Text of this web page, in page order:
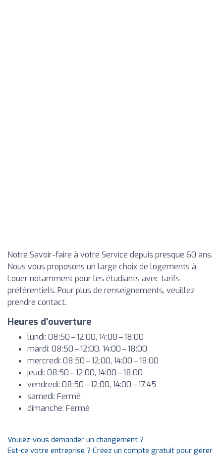
Notre Savoir-faire à votre Service depuis presque 60 ans.
Nous vous proposons un large choix de logements à
Louer notamment pour les étudiants avec tarifs
préférentiels. Pour plus de renseignements, veuillez
prendre contact.
Heures d'ouverture
lundi: 08:50 – 12:00, 14:00 – 18:00
mardi: 08:50 – 12:00, 14:00 – 18:00
mercredi: 08:50 – 12:00, 14:00 – 18:00
jeudi: 08:50 – 12:00, 14:00 – 18:00
vendredi: 08:50 – 12:00, 14:00 – 17:45
samedi: Fermé
dimanche: Fermé
Voulez-vous demander un changement ?
Est-ce votre entreprise ? Créez un compte gratuit pour gérer